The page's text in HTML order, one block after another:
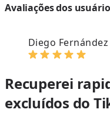
Avaliações dos
Diego Fernández
Recuperei
excluídos do